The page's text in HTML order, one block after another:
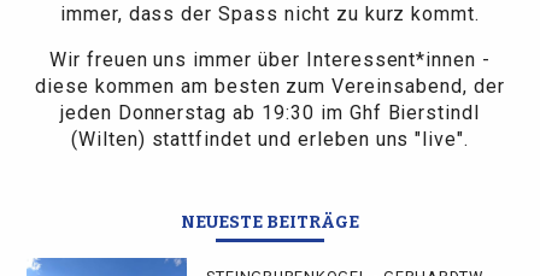
immer, dass der Spass nicht zu kurz kommt.
Wir freuen uns immer über Interessent*innen -
diese kommen am besten zum Vereinsabend, der
jeden Donnerstag ab 19:30 im Ghf Bierstindl
(Wilten) stattfindet und erleben uns "live".
NEUESTE BEITRÄGE